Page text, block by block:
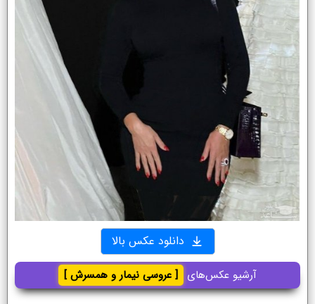
دانلود عکس بالا
آرشیو عکس‌های [ عروسی نیمار و همسرش ]